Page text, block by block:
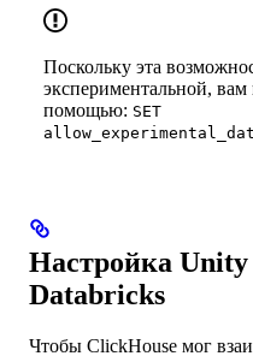
Поскольку эта
экспериментальной, вам
помощью: SET
Настройка Unity
Databricks
Чтобы ClickHouse мог